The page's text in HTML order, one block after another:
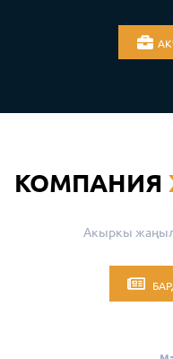
КОМПАНИЯ
Акыркы